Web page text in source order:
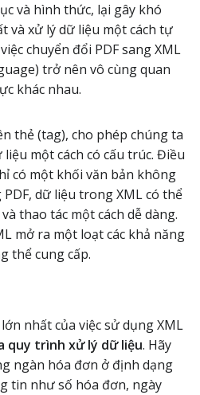
và hình thức, lại gây khó
và xử lý dữ liệu một cách tự
chuyển đổi PDF sang XML
trở nên vô cùng quan
khác nhau.
thẻ (tag), cho phép chúng ta
một cách có cấu trúc. Điều
có một khối văn bản không
dữ liệu trong XML có thể
thao tác một cách dễ dàng.
mở ra một loạt các khả năng
thể cung cấp.
nhất của việc sử dụng XML
quy trình xử lý dữ liệu. Hãy
ngàn hóa đơn ở định dạng
tin như số hóa đơn, ngày